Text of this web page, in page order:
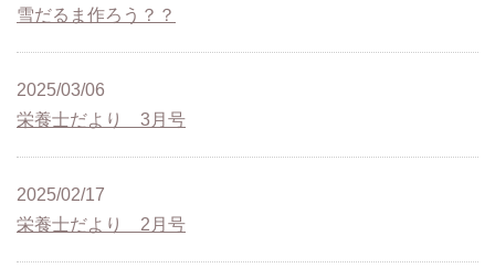
雪だるま作ろう？？
2025/03/06
栄養士だより 3月号
2025/02/17
栄養士だより 2月号